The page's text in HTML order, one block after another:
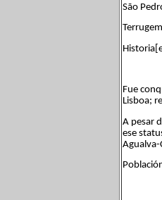
São
Terrugem
Fue
Lisboa;
A pesar
ese
Agualva-